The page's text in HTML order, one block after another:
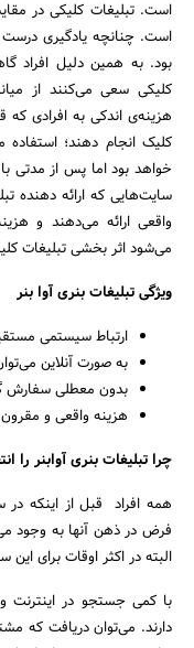
متاسفانه بسیاری از
است. تبلیغات کلیکی در
است. چنانچه یادگیری درست
بود. به همین دلیل افراد
کلیکی سعی می‌کنند از
هزینه‌ی اندکی به افرادی
کلیک انجام دهند؛
خواهد بود اما پس از مدتی
سایت‌هایی که ارائه دهنده
واقعی ارائه می‌‌دهند و
می‌شود اثر بخشی تبلیغات
ویژگی تبلیغات بنری آوا بنر
ارتباط سیستمی
به صورت آنلاین
بدون معطلی سفارش
هزینه واقعی و مقرون
چرا تبلیغات بنری آوابنر را
همه‌ افراد قبل از اینکه در
فرض در ذهن آنها به وجود
البته در اکثر اوقات برای